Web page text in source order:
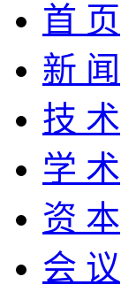
首 页
新 闻
技 术
学 术
资 本
会 议